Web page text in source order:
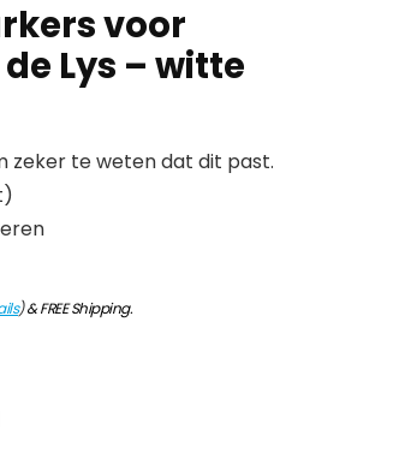
voor
Lys – witte
zeker te weten dat dit past.
)&FREE Shipping.